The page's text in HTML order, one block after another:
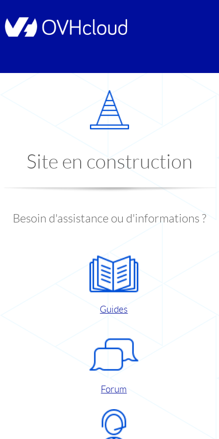
Site en construction
Besoin d'assistance ou d'informations ?
Guides
Forum